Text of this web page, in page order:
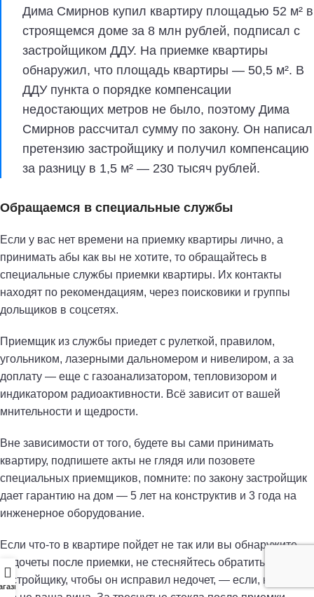
Дима Смирнов купил квартиру площадью 52 м² в
строящемся доме за 8 млн рублей, подписал с
застройщиком ДДУ. На приемке квартиры
обнаружил, что площадь квартиры — 50,5 м². В
ДДУ пункта о порядке компенсации
недостающих метров не было, поэтому Дима
Смирнов рассчитал сумму по закону. Он написал
претензию застройщику и получил компенсацию
за разницу в 1,5 м² — 230 тысяч рублей.
Обращаемся в специальные службы
Если у вас нет времени на приемку квартиры лично, а
принимать абы как вы не хотите, то обращайтесь в
специальные службы приемки квартиры. Их контакты
находят по рекомендациям, через поисковики и группы
дольщиков в соцсетях.
Приемщик из службы приедет с рулеткой, правилом,
угольником, лазерными дальномером и нивелиром, а за
доплату — еще с газоанализатором, тепловизором и
индикатором радиоактивности. Всё зависит от вашей
мнительности и щедрости.
Вне зависимости от того, будете вы сами принимать
квартиру, подпишете акты не глядя или позовете
специальных приемщиков, помните: по закону застройщик
дает гарантию на дом — 5 лет на конструктив и 3 года на
инженерное оборудование.
Если что-то в квартире пойдет не так или вы обнаружите
недочеты после приемки, не стесняйтесь обратиться к
застройщику, чтобы он исправил недочет, — если, конечно,